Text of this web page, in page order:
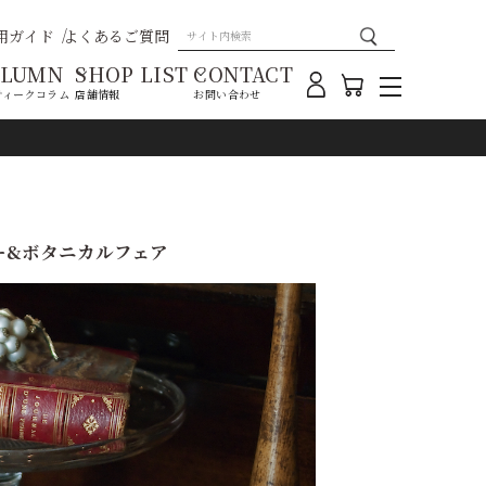
ガイド よくあるご質問
ークコラム
SHOP LIST
店舗情報
CONTACT
お問い合わせ
ボタニカルフェア